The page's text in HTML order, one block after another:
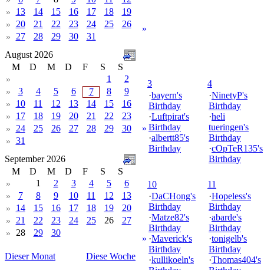
»
13 14 15 16 17 18
19
»
20 21 22 23 24 25
26
»
27 28 29 30
31
August 2026
M
D M D F S
S
»
1
2
»
3 4 5 6 7 8
9
»
10 11 12 13 14 15
16
»
17 18 19 20 21 22
23
»
24 25 26 27 28 29
30
» 31
September 2026
M
D M D F S
S
»
1 2 3 4 5
6
»
7 8 9 10 11 12
13
»
14 15 16 17 18 19
20
»
21 22 23 24 25 26
27
»
28 29 30
Dieser Monat Diese Woche
»
»
3
·bayern's
Birthday
·Luftpirat's
Birthday
·albertt85's
Birthday
4
·NinetyP's
Birthday
·heli
tueringen's
Birthday
·cOpTeR135's
Birthday
»
10
·DaCHong's
Birthday
·Matze82's
Birthday
·Maverick's
Birthday
·kullikoeln's
11
·Hopeless's
Birthday
·abarde's
Birthday
·tonigelb's
Birthday
·Thomas404's